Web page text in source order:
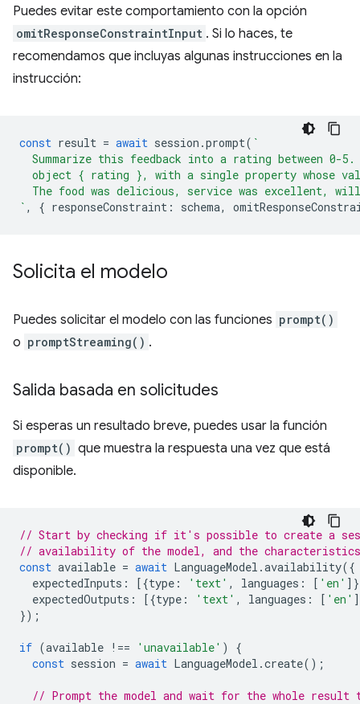
Puedes evitar este comportamiento con la opción
omitResponseConstraintInput . Si lo haces, te
recomendamos que incluyas algunas instrucciones en la
instrucción:
const result = await session .prompt( `
Summarize this feedback into a rating between 0-
object { rating }, with a single property whose
The food was delicious, service was excellent,
` , { responseConstraint : schema,
Solicita el modelo
Puedes solicitar el modelo con las funciones prompt()
o promptStreaming() .
Salida basada en solicitudes
Si esperas un resultado breve, puedes usar la función
prompt() que muestra la respuesta una vez que está
disponible.
// Start by checking if it's possible to create a
// availability of the model, and the
const available = await LanguageModel .availability({
expectedInputs : [{type : 'text' , languages : [ 'en'
expectedOutputs : [{type : 'text' , languages : [ 'en'
});
if (available !== 'unavailable' )
{
const session = await LanguageModel .create();
// Prompt the model and wait for the whole result